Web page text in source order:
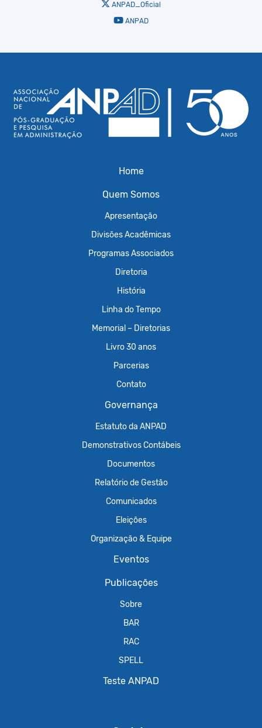
ANPAD_Oficial
ANPAD
Home
Quem Somos
Apresentação
Divisões Acadêmicas
Programas Associados
Diretoria
História
Linha do Tempo
Memorial – Diretorias
Livro 30 anos
Parcerias
Contato
Governança
Estatuto da ANPAD
Demonstrativos Contábeis
Documentos
Relatório de Gestão
Comunicados
Eleições
Organização & Equipe
Eventos
Publicações
Sobre
BAR
RAC
SPELL
Teste ANPAD